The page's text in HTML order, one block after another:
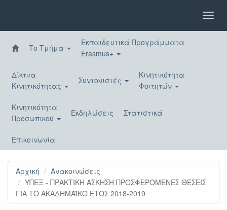
περιεχόμενο
Το Τμήμα
Εκπαιδευτικά Προγράμματα
Erasmus+
Δίκτυα
Κινητικότητας
Συντονιστές
Κινητικότητα
Φοιτητών
Κινητικότητα
Προσωπικού
Εκδηλώσεις Στατιστικά
Επικοινωνία
Αρχική
Ανακοινώσεις
YΠΕΞ - ΠΡΑΚΤΙΚΗ ΑΣΚΗΣΗ ΠΡΟΣΦΕΡΟΜΕΝΕΣ ΘΕΣΕΙΣ
ΓΙΑ ΤΟ ΑΚΑΔΗΜΑΪΚΟ ΕΤΟΣ 2018-2019